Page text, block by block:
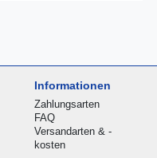
Informationen
Zahlungsarten
FAQ
Versandarten & -
kosten